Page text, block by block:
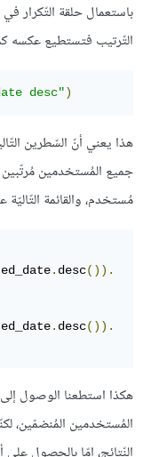
باستعمال حلقة التّكرار
التّرتيب فتستطيع عكسه
desc")
هذا يعني أنّ السّطرين
جميع المُستخدمين
مُستخدم، والقائمة
. desc()).
. desc()).
هكذا استطعنا الوصول إلى
المُستخدمين المُنضمّين،